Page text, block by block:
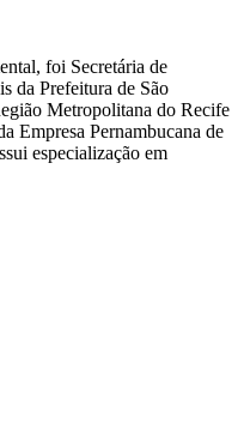
foi Secretária de
da Prefeitura de São
Metropolitana do Recife
Empresa Pernambucana de
especialização em